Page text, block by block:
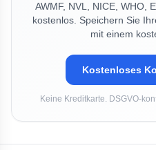
AWMF, NVL, NICE, WHO,
kostenlos. Speichern Sie
mit einem
Kostenloses
Keine Kreditkarte. DSGVO-